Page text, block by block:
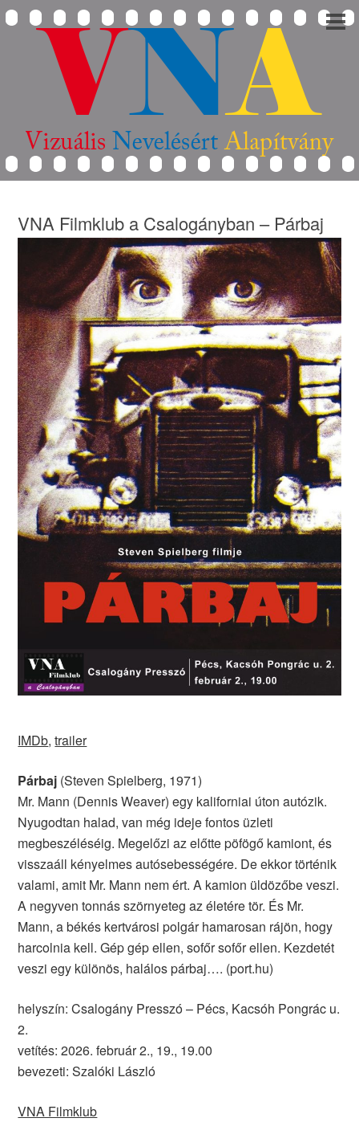
VNA Filmklub a Csalogányban – Párbaj
IMDb,trailer
Párbaj (Steven Spielberg, 1971)
Mr. Mann (Dennis Weaver) egy kaliforniai úton autózik.
Nyugodtan halad, van még ideje fontos üzleti
megbeszéléséig. Megelőzi az előtte pöfögő kamiont, és
visszaáll kényelmes autósebességére. De ekkor történik
valami, amit Mr. Mann nem ért. A kamion üldözőbe veszi.
A negyven tonnás szörnyeteg az életére tör. És Mr.
Mann, a békés kertvárosi polgár hamarosan rájön, hogy
harcolnia kell. Gép gép ellen, sofőr sofőr ellen. Kezdetét
veszi egy különös, halálos párbaj…. (port.hu)
helyszín: Csalogány Presszó – Pécs, Kacsóh Pongrác u.
2.
vetítés: 2026. február 2., 19., 19.00
bevezeti: Szalóki László
VNA Filmklub